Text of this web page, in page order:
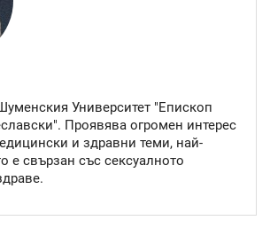
Университет "Епископ
Проявява огромен интерес
и здравни теми, най-
е свързан със сексуалното